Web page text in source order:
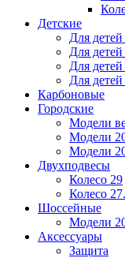
Детские
Для
Для
Для
Для
Карбоновые
Городские
Модели
Модели
Модели
Двухподвесы
Колесо 29
Колесо
Шоссейные
Модели
Аксессуары
Защита